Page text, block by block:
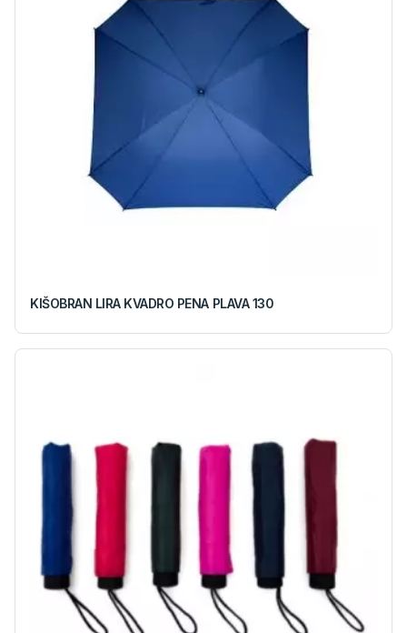
KIŠOBRAN LIRA KVADRO PENA PLAVA 130